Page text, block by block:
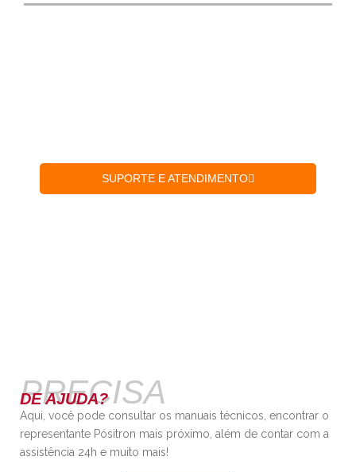
SUPORTE E ATENDIMENTO
PRECISA
DE AJUDA?
Aqui, você pode consultar os manuais técnicos, encontrar o
representante Pósitron mais próximo, além de contar com a
assistência 24h e muito mais!